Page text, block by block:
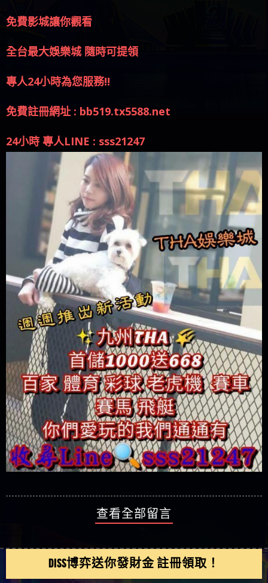
免費影城讓你觀看
全台最大娛樂城 隨時可提領
專人24小時為您服務!!
免費註冊網址 : bb519.tx5588.net
24小時 專人LINE : sss21247
查看全部留言
DISS博弈送你發財金 註冊領取！